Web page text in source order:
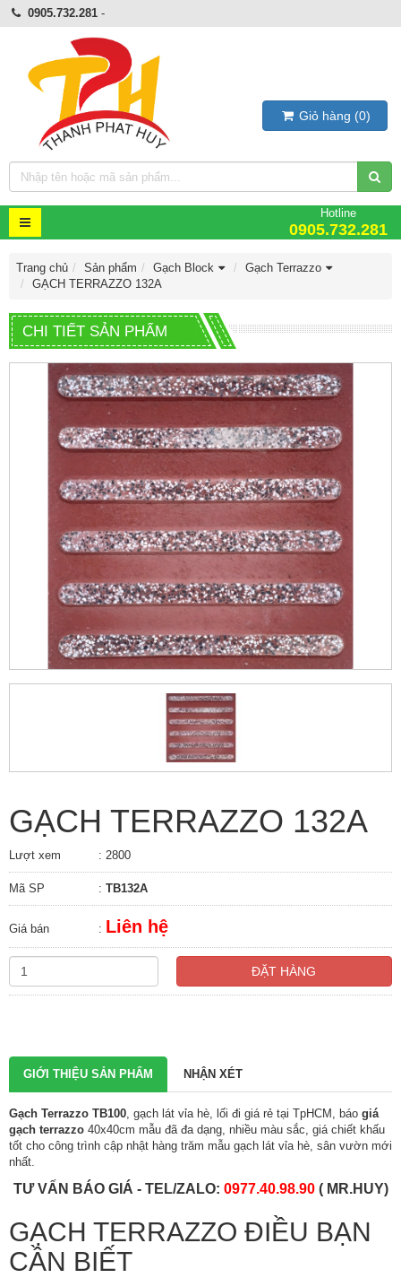
0905.732.281-
Giỏ hàng (0)
Hotline
0905.732.281
Trang chủ Sản phẩm Gạch Block
Gạch Terrazzo
GẠCH TERRAZZO 132A
CHI TIẾT SẢN PHẨM
GẠCH TERRAZZO 132A
Lượt xem : 2800
Mã SP : TB132A
Giá bán : Liên hệ
ĐẶT HÀNG
GIỚI THIỆU SẢN PHẨM NHẬN XÉT
Gạch Terrazzo TB100, gạch lát vỉa hè, lối đi giá rẻ tại TpHCM, báo giá
gạch terrazzo 40x40cm mẫu đã đa dạng, nhiều màu sắc, giá chiết khấu
tốt cho công trình cập nhật hàng trăm mẫu gạch lát vỉa hè, sân vườn mới
nhất.
TƯ VẤN BÁO GIÁ - TEL/ZALO: 0977.40.98.90( MR.HUY)
GẠCH TERRAZZO ĐIỀU BẠN
CẦN BIẾT